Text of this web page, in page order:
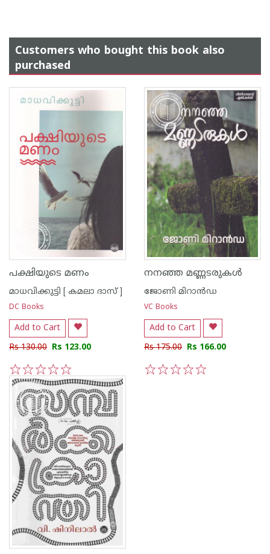
Customers who bought this book also
purchased
പക്ഷിയുടെ മണം
മാധവിക്കുട്ടി [ കമലാ ദാസ് ]
DC Books
Add to Cart
Rs 130.00 Rs 123.00
5
4
3
2
1
നനഞ്ഞ മണ്ണടരുകള്‍
ജോണി മിറാന്‍ഡ
VC Books
Add to Cart
Rs 175.00 Rs 166.00